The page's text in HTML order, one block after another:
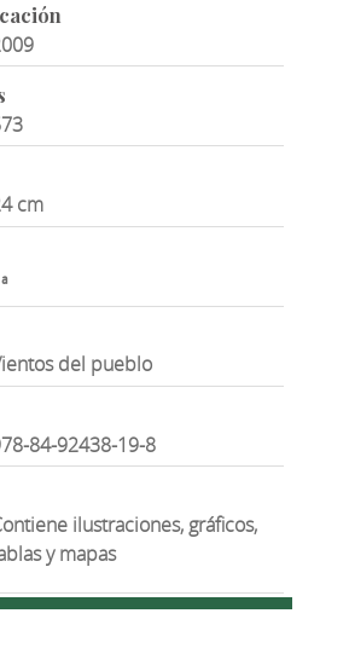
cm
del pueblo
84-92438-19-8
ilustraciones, gráficos,
y mapas